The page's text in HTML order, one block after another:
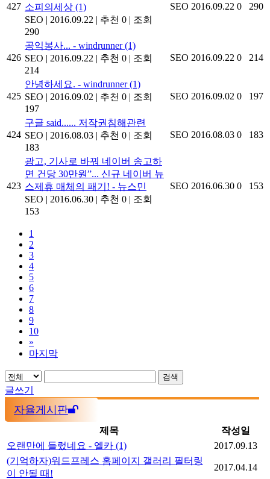
427 소피의세상 (1)
SEO | 2016.09.22 | 추천 0 | 조회
290
SEO 2016.09.22 0 290
426
공익봉사... - windrunner(1)
SEO | 2016.09.22 | 추천 0 | 조회
214
SEO 2016.09.22 0 214
425
안녕하세요. - windrunner(1)
SEO | 2016.09.02 | 추천 0 | 조회
197
SEO 2016.09.02 0 197
424
구글 said...... 저작권침해관련
SEO | 2016.08.03 | 추천 0 | 조회
183
SEO 2016.08.03 0 183
423
광고, 기사로 바꿔 네이버 송고하
면 건당 30만원”... 신규 네이버 뉴
스제휴 매체의 패기! - 뉴스민
SEO | 2016.06.30 | 추천 0 | 조회
153
SEO 2016.06.30 0 153
1
2
3
4
5
6
7
8
9
10
»
마지막
검색
글쓰기
자율게시판
제목
작성일
오랜만에 들렀네요 - 엘카 (1)
2017.09.13
(기억하자)워드프레스 홈페이지 갤러리 필터링
이 안될 때!
2017.04.14